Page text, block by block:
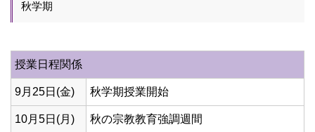
秋学期
授業日程関係
9月25日(金) 秋学期授業開始
10月5日(月)
秋の宗教教育強調週間